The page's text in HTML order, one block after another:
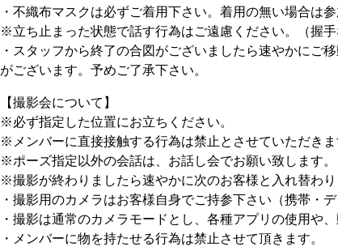
・不織布マスクは必ずご着用下さい。着用の無い場合は参
※立ち止まった状態で話す行為はご遠慮ください。（握
・スタッフから終了の合図がございましたら速やかにご
がございます。予めご了承下さい。
【撮影会について】
※必ず指定した位置にお立ちください。
※メンバーに直接接触する行為は禁止とさせていただきま
※ポーズ指定以外の会話は、お話し会でお願い致します。
※撮影が終わりましたら速やかに次のお客様と入れ替わり
・撮影用のカメラはお客様自身でご持参下さい（携帯・デ
・撮影は通常のカメラモードとし、各種アプリの使用や
・メンバーに物を持たせる行為は禁止させて頂きます。